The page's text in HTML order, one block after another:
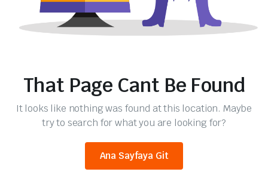
That Page Cant Be Found
It looks like nothing was found at this location. Maybe
try to search for what you are looking for?
Ana Sayfaya Git